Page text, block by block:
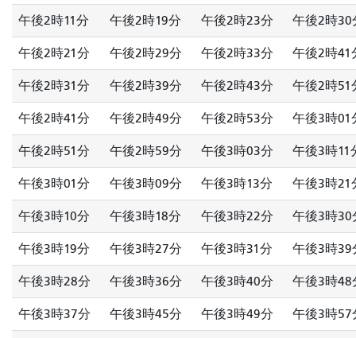
午後2時11分 午後2時19分 午後2時23分 午後2時30
午後2時21分 午後2時29分 午後2時33分 午後2時41
午後2時31分 午後2時39分 午後2時43分 午後2時51
午後2時41分 午後2時49分 午後2時53分 午後3時01
午後2時51分 午後2時59分 午後3時03分 午後3時11
午後3時01分 午後3時09分 午後3時13分 午後3時21
午後3時10分 午後3時18分 午後3時22分 午後3時30
午後3時19分 午後3時27分 午後3時31分 午後3時39
午後3時28分 午後3時36分 午後3時40分 午後3時48
午後3時37分 午後3時45分 午後3時49分 午後3時57